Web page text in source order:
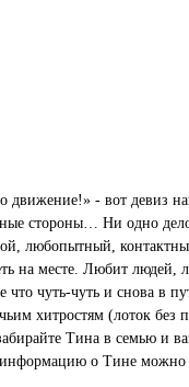
движение!» - вот девиз
стороны… Ни одно дело
любопытный,
на месте. Любит людей,
что чуть-чуть и снова в
хитростям (лоток без
Тина в семью и
о Тине можно